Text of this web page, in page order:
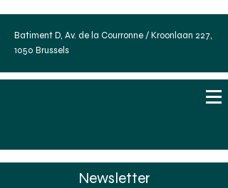
Batiment D, Av. de la Courronne / Kroonlaan 227,
1050 Brussels
Newsletter